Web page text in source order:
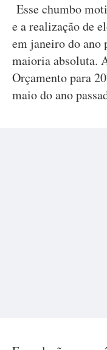
Esse chumbo
e a realização de
em janeiro do ano
maioria absoluta.
Orçamento para
maio do ano